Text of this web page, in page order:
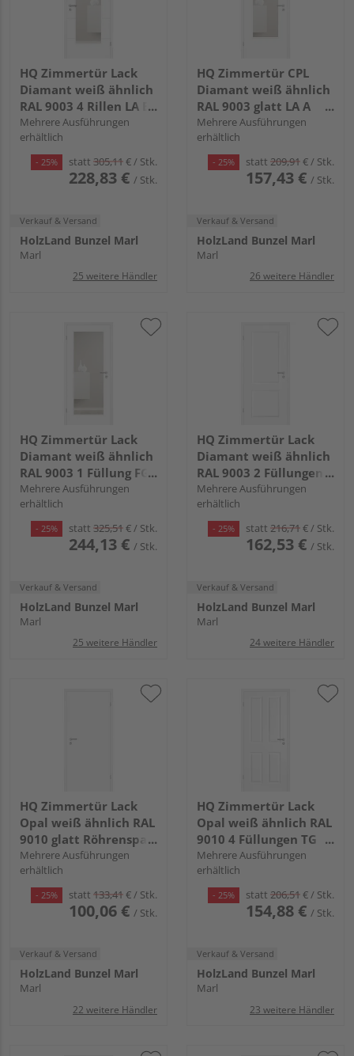
HQ Zimmertür Lack
Diamant weiß ähnlich
RAL 9003 4 Rillen LA B
Röhrenspan KK1
Mehrere Ausführungen
erhältlich
- 25% statt 305,11€/ Stk.
228,83 € / Stk.
Verkauf & Versand
HolzLand Bunzel Marl
Marl
25 weitere Händler
HQ Zimmertür CPL
Diamant weiß ähnlich
RAL 9003 glatt LA A
Röhrenspan KK1
Mehrere Ausführungen
erhältlich
- 25% statt 209,91€/ Stk.
157,43 € / Stk.
Verkauf & Versand
HolzLand Bunzel Marl
Marl
26 weitere Händler
HQ Zimmertür Lack
Diamant weiß ähnlich
RAL 9003 1 Füllung FG
LA E Röhrenspan KK1
Mehrere Ausführungen
erhältlich
- 25% statt 325,51€/ Stk.
244,13 € / Stk.
Verkauf & Versand
HolzLand Bunzel Marl
Marl
25 weitere Händler
HQ Zimmertür Lack
Diamant weiß ähnlich
RAL 9003 2 Füllungen
TG Röhrenspan KK1
Mehrere Ausführungen
erhältlich
- 25% statt 216,71€/ Stk.
162,53 € / Stk.
Verkauf & Versand
HolzLand Bunzel Marl
Marl
24 weitere Händler
HQ Zimmertür Lack
Opal weiß ähnlich RAL
9010 glatt Röhrenspan
KK1
Mehrere Ausführungen
erhältlich
- 25% statt 133,41€/ Stk.
100,06 € / Stk.
Verkauf & Versand
HolzLand Bunzel Marl
Marl
22 weitere Händler
HQ Zimmertür Lack
Opal weiß ähnlich RAL
9010 4 Füllungen TG
Röhrenspan KK1
Mehrere Ausführungen
erhältlich
- 25% statt 206,51€/ Stk.
154,88 € / Stk.
Verkauf & Versand
HolzLand Bunzel Marl
Marl
23 weitere Händler